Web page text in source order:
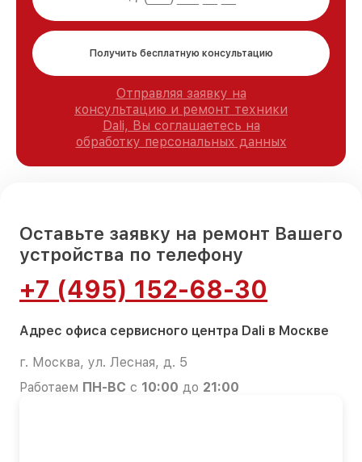
Получить бесплатную консультацию
Отправляя заявку на
консультацию и ремонт техники
Dali, Вы соглашаетесь на
обработку персональных данных
Оставьте заявку на ремонт Вашего
устройства по телефону
+7 (495) 152-68-30
Адрес офиса сервисного центра Dali в Москве
г. Москва, ул. Лесная, д. 5
Работаем ПН-ВС с 10:00 до 21:00